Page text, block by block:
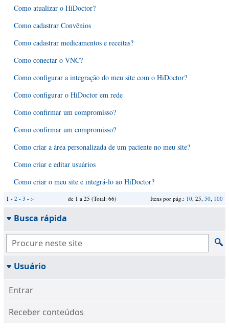
Como atualizar o HiDoctor?
Como cadastrar Convênios
Como cadastrar medicamentos e receitas?
Como conectar o VNC?
Como configurar a integração do meu site com o HiDoctor?
Como configurar o HiDoctor em rede
Como confirmar um compromisso?
Como confirmar um compromisso?
Como criar a área personalizada de um paciente no meu site?
Como criar e editar usuários
Como criar o meu site e integrá-lo ao HiDoctor?
Itens por pág.: 10, 25, 50, 100
1 - 2 - 3 - > de 1 a 25 (Total: 66)
Busca rápida
Usuário
Entrar
Receber conteúdos